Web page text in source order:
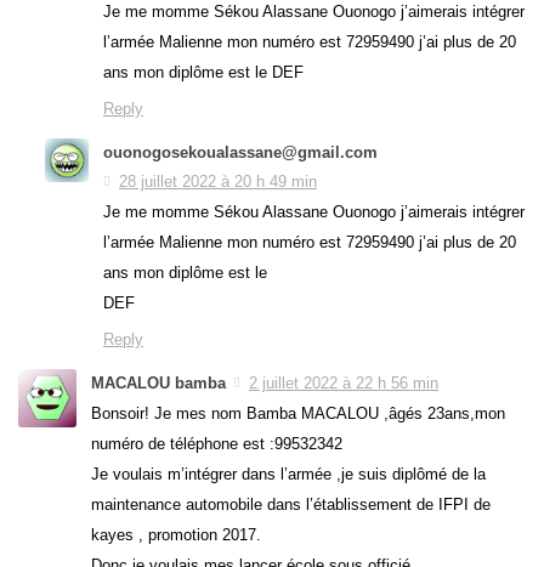
Je me momme Sékou Alassane Ouonogo j’aimerais intégrer
l’armée Malienne mon numéro est 72959490 j’ai plus de 20
ans mon diplôme est le DEF
Reply
ouonogosekoualassane@gmail.com
28 juillet 2022 à 20 h 49 min
Je me momme Sékou Alassane Ouonogo j’aimerais intégrer
l’armée Malienne mon numéro est 72959490 j’ai plus de 20
ans mon diplôme est le
DEF
Reply
MACALOU bamba
2 juillet 2022 à 22 h 56 min
Bonsoir! Je mes nom Bamba MACALOU ,âgés 23ans,mon
numéro de téléphone est :99532342
Je voulais m’intégrer dans l’armée ,je suis diplômé de la
maintenance automobile dans l’établissement de IFPI de
kayes , promotion 2017.